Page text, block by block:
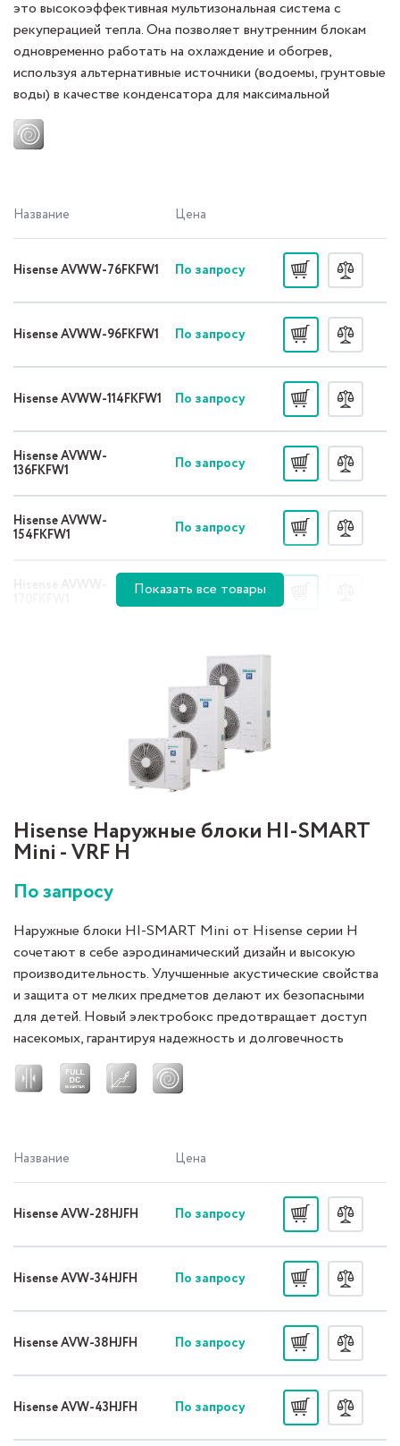
это высокоэффективная мультизональная система с
рекуперацией тепла. Она позволяет внутренним блокам
одновременно работать на охлаждение и обогрев,
используя альтернативные источники (водоемы, грунтовые
воды) в качестве конденсатора для максимальной
экономии энергии.
Название Цена
Hisense AVWW-76FKFW1 По запросу
Hisense AVWW-96FKFW1 По запросу
Hisense AVWW-114FKFW1 По запросу
Hisense AVWW-
136FKFW1
По запросу
Hisense AVWW-
154FKFW1
По запросу
По запросу
Показать все товары
Hisense Наружные блоки HI-SMART
Mini - VRF H
По запросу
Наружные блоки HI-SMART Mini от Hisense серии H
сочетают в себе аэродинамический дизайн и высокую
производительность. Улучшенные акустические свойства
и защита от мелких предметов делают их безопасными
для детей. Новый электробокс предотвращает доступ
насекомых, гарантируя надежность и долговечность
работы.
Название Цена
Hisense AVW-28HJFH По запросу
Hisense AVW-34HJFH По запросу
Hisense AVW-38HJFH По запросу
Hisense AVW-43HJFH По запросу